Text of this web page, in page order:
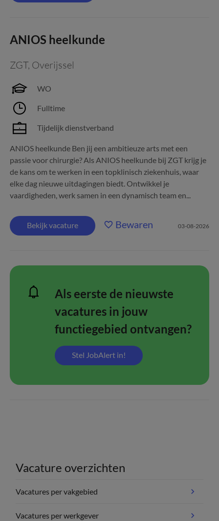
ANIOS heelkunde
ZGT, Overijssel
WO
Fulltime
Tijdelijk dienstverband
ANIOS heelkunde Ben jij een ambitieuze arts met een
passie voor chirurgie? Als ANIOS heelkunde bij ZGT krijg je
de kans om te werken in een topklinisch ziekenhuis, waar
elke dag nieuwe uitdagingen biedt. Ontwikkel je
vaardigheden, werk samen in een dynamisch team en...
Bekijk vacature Bewaren 03-08-2026
Als eerste de nieuwste
vacatures in jouw
functiegebied ontvangen?
Stel JobAlert in!
Vacature overzichten
Vacatures per vakgebied
Vacatures per werkgever